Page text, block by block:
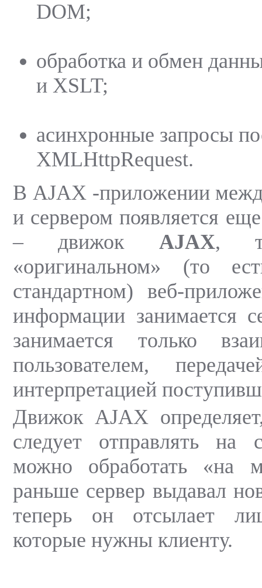
DOM;
обработка и обмен
и XSLT;
асинхронные запросы
XMLHttpRequest.
В AJAX -приложении
и сервером появляется
– движок AJAX,
«оригинальном» (то
стандартном) веб-
информации занимается
занимается только
пользователем,
интерпретацией
Движок AJAX
следует отправлять на
можно обработать «на
раньше сервер выдавал
теперь он отсылает
которые нужны клиенту.